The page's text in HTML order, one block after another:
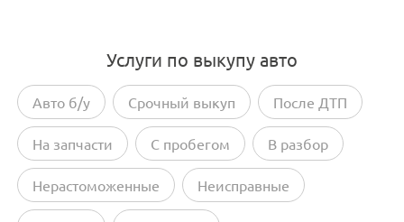
Услуги по выкупу авто
Авто б/у Срочный выкуп После ДТП
На запчасти С пробегом В разбор
Нерастоможенные Неисправные